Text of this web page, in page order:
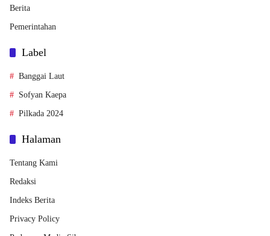
Berita
Pemerintahan
Label
Banggai Laut
Sofyan Kaepa
Pilkada 2024
Halaman
Tentang Kami
Redaksi
Indeks Berita
Privacy Policy